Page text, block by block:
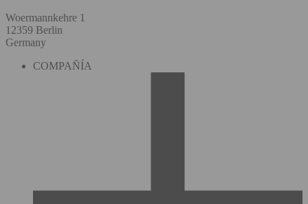
Woermannkehre 1
12359 Berlin
Germany
COMPAÑÍA